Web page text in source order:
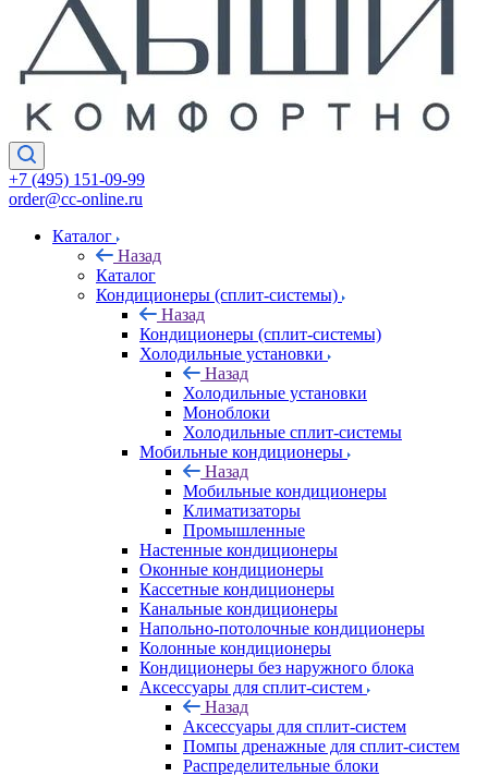
+7 (495) 151-09-99
order@cc-online.ru
Каталог
Назад
Каталог
Кондиционеры (сплит-системы)
Назад
Кондиционеры (сплит-системы)
Холодильные установки
Назад
Холодильные установки
Моноблоки
Холодильные сплит-системы
Мобильные кондиционеры
Назад
Мобильные кондиционеры
Климатизаторы
Промышленные
Настенные кондиционеры
Оконные кондиционеры
Кассетные кондиционеры
Канальные кондиционеры
Напольно-потолочные кондиционеры
Колонные кондиционеры
Кондиционеры без наружного блока
Аксессуары для сплит-систем
Назад
Аксессуары для сплит-систем
Помпы дренажные для сплит-систем
Распределительные блоки